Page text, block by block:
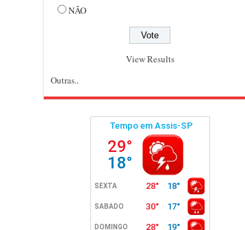
NÃO
View Results
Outras..